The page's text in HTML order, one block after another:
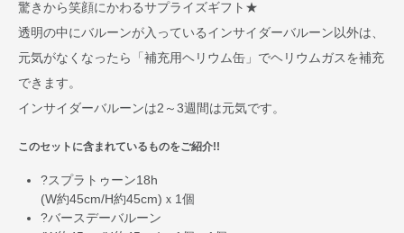
驚きから笑顔にかわるサプライズギフト★
透明の中にバルーンが入っているインサイダーバルーン以外は、
元気がなくなったら「補充用ヘリウム缶」でヘリウムガスを補充
できます。
インサイダーバルーンは2～3週間は元気です。
このセットに含まれているものをご紹介!!
?スプラトゥーン18h
(W約45cm/H約45cm)ｘ1個
?バースデーバルーン